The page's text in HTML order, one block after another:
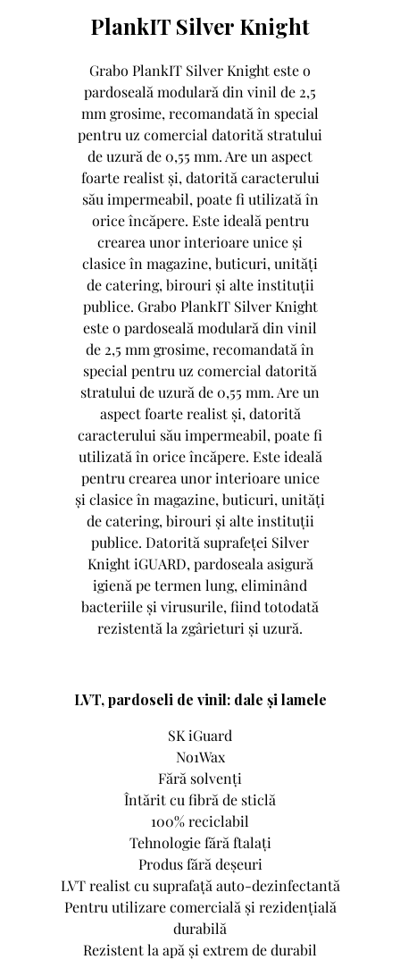
PlankIT Silver Knight
Grabo PlankIT Silver Knight este o
pardoseală modulară din vinil de 2,5
mm grosime, recomandată în special
pentru uz comercial datorită stratului
de uzură de 0,55 mm. Are un aspect
foarte realist și, datorită caracterului
său impermeabil, poate fi utilizată în
orice încăpere. Este ideală pentru
crearea unor interioare unice și
clasice în magazine, buticuri, unități
de catering, birouri și alte instituții
publice. Grabo PlankIT Silver Knight
este o pardoseală modulară din vinil
de 2,5 mm grosime, recomandată în
special pentru uz comercial datorită
stratului de uzură de 0,55 mm. Are un
aspect foarte realist și, datorită
caracterului său impermeabil, poate fi
utilizată în orice încăpere. Este ideală
pentru crearea unor interioare unice
și clasice în magazine, buticuri, unități
de catering, birouri și alte instituții
publice. Datorită suprafeței Silver
Knight iGUARD, pardoseala asigură
igienă pe termen lung, eliminând
bacteriile și virusurile, fiind totodată
rezistentă la zgârieturi și uzură.
LVT, pardoseli de vinil: dale și lamele
SK iGuard
No1Wax
Fără solvenți
Întărit cu fibră de sticlă
100% reciclabil
Tehnologie fără ftalați
Produs fără deșeuri
LVT realist cu suprafață auto-dezinfectantă
Pentru utilizare comercială și rezidențială
durabilă
Rezistent la apă și extrem de durabil